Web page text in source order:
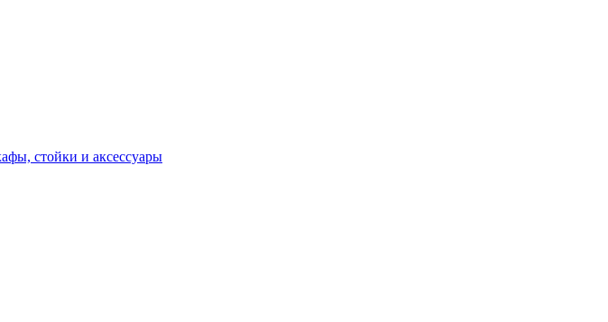
стойки и аксессуары